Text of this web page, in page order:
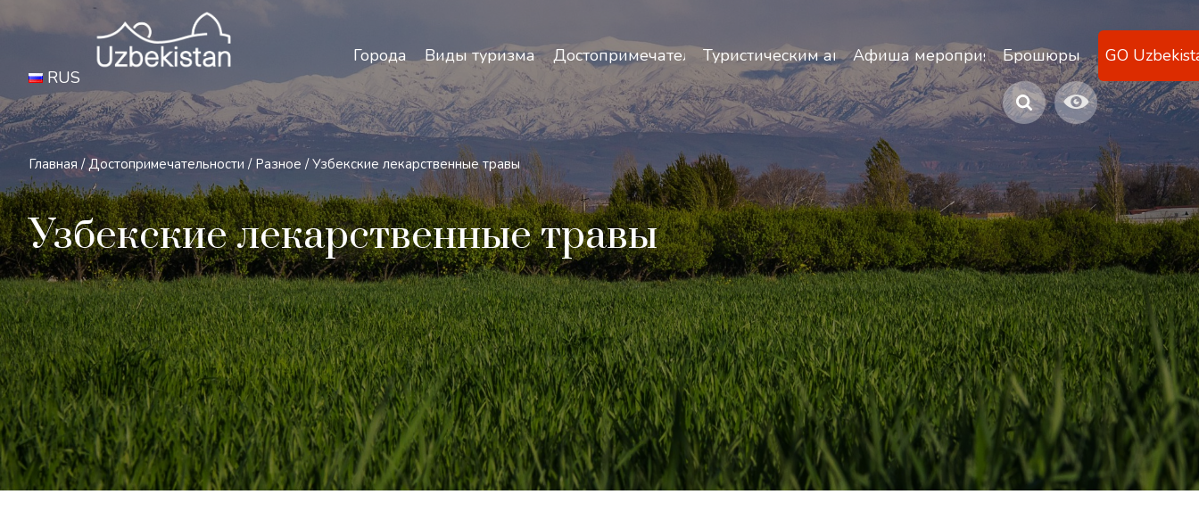
Города
Виды туризма ДостопримечательностиТуристическим агентствамАфиша мероприятийБрошюры
GO
RUS
Главная / Достопримечательности / Разное / Узбекские лекарственные травы
Узбекские лекарственные травы